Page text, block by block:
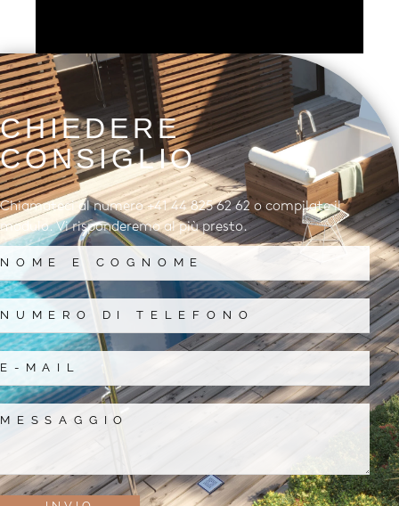
CHIEDERE
CONSIGLIO
Chiamateci al numero +41 44 825 62 62 o compilate il
modulo. Vi risponderemo al più presto.